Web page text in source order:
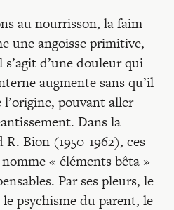
au nourrisson, la faim
une angoisse primitive,
d’une douleur qui
augmente sans qu’il
pouvant aller
Dans la
Bion (1950-1962), ces
« éléments bêta »
Par ses pleurs, le
psychisme du parent, le